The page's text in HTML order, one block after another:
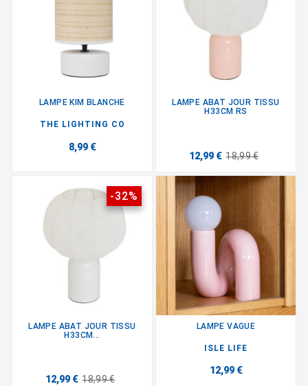
LAMPE KIM BLANCHE
THE LIGHTING CO
8,99 €
LAMPE ABAT JOUR TISSU
H33CM RS
12,99 € 18,99 €
-32%
LAMPE ABAT JOUR TISSU
H33CM...
12,99 € 18,99 €
LAMPE VAGUE
ISLE LIFE
12,99 €